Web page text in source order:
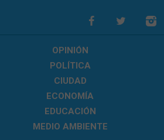
OPINIÓN
POLÍTICA
CIUDAD
ECONOMÍA
EDUCACIÓN
MEDIO AMBIENTE